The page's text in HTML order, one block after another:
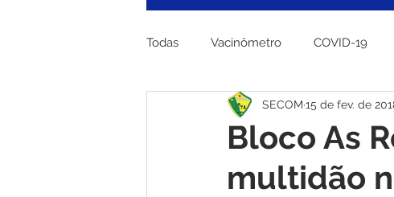
Todas Vacinômetro COVID-19
Cultura, Festa e Esporte No
Institucional e Governo Licitações
Bloco As
multidão
SECOM 15 de fev. de